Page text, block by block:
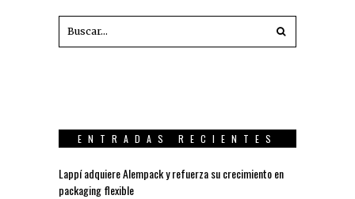
ENTRADAS RECIENTES
Lappí adquiere Alempack y refuerza su crecimiento en
packaging flexible